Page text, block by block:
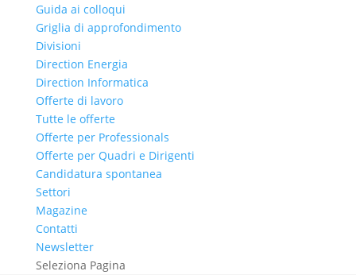
Guida ai colloqui
Griglia di approfondimento
Divisioni
Direction Energia
Direction Informatica
Offerte di lavoro
Tutte le offerte
Offerte per Professionals
Offerte per Quadri e Dirigenti
Candidatura spontanea
Settori
Magazine
Contatti
Newsletter
Seleziona Pagina